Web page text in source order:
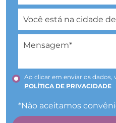
Ao clicar em enviar os dados,
POLÍTICA DE PRIVACIDADE
*Não aceitamos